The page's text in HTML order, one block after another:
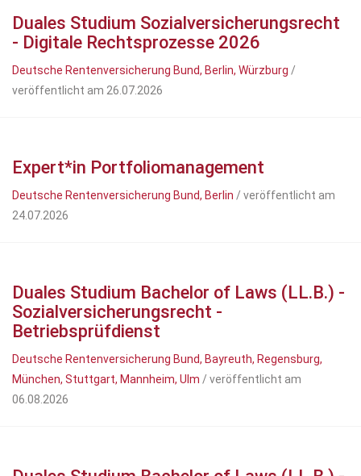
Duales Studium Sozialversicherungsrecht
- Digitale Rechtsprozesse 2026
Deutsche Rentenversicherung Bund, Berlin, Würzburg /
veröffentlicht am 26.07.2026
Expert*in Portfoliomanagement
Deutsche Rentenversicherung Bund, Berlin / veröffentlicht am
24.07.2026
Duales Studium Bachelor of Laws (LL.B.) -
Sozialversicherungsrecht -
Betriebsprüfdienst
Deutsche Rentenversicherung Bund, Bayreuth, Regensburg,
München, Stuttgart, Mannheim, Ulm / veröffentlicht am
06.08.2026